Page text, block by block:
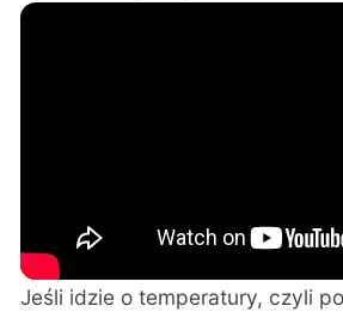
Jeśli idzie o temperatury, czyli